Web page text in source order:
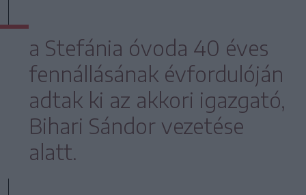
a Stefánia óvoda 40 éves
fennállásának évfordulóján
adtak ki az akkori igazgató,
Bihari Sándor vezetése
alatt.